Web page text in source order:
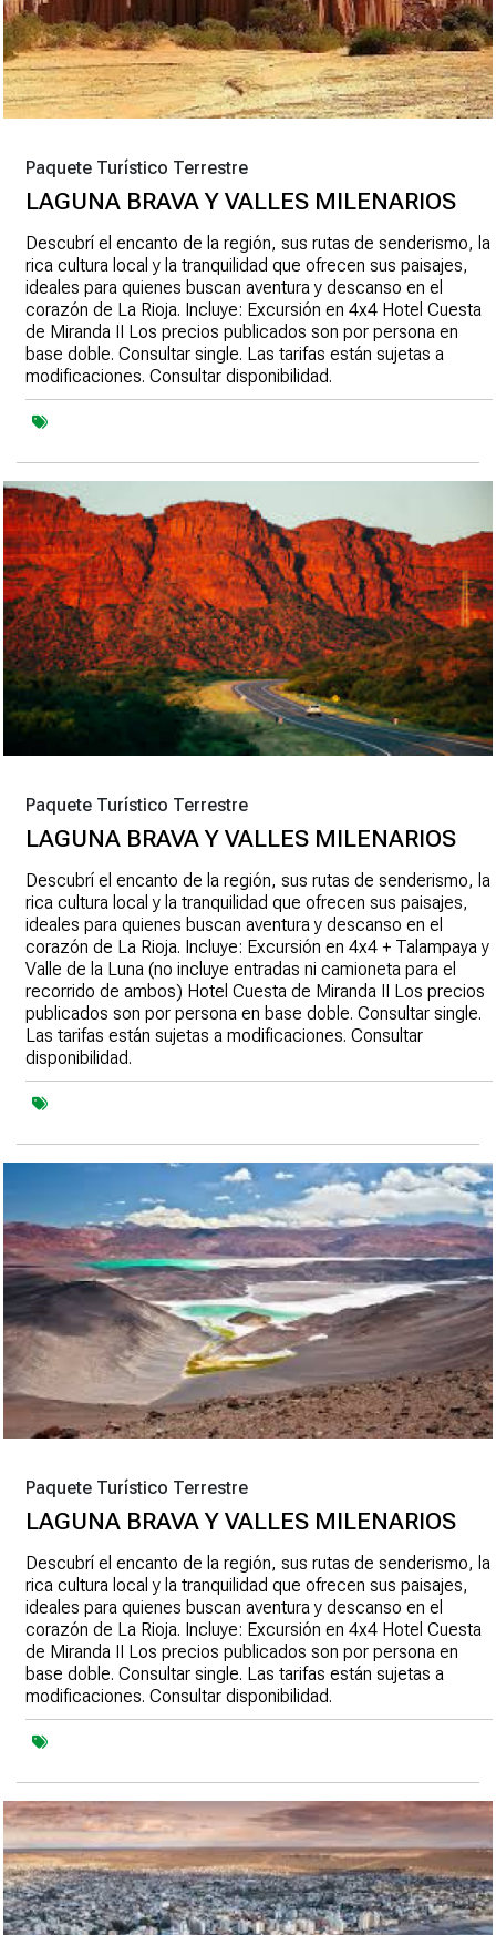
Paquete Turístico Terrestre
LAGUNA BRAVA Y VALLES MILENARIOS
Descubrí el encanto de la región, sus rutas de senderismo, la
rica cultura local y la tranquilidad que ofrecen sus paisajes,
ideales para quienes buscan aventura y descanso en el
corazón de La Rioja. Incluye: Excursión en 4x4 Hotel Cuesta
de Miranda II Los precios publicados son por persona en
base doble. Consultar single. Las tarifas están sujetas a
modificaciones. Consultar disponibilidad.
Paquete Turístico Terrestre
LAGUNA BRAVA Y VALLES MILENARIOS
Descubrí el encanto de la región, sus rutas de senderismo, la
rica cultura local y la tranquilidad que ofrecen sus paisajes,
ideales para quienes buscan aventura y descanso en el
corazón de La Rioja. Incluye: Excursión en 4x4 + Talampaya y
Valle de la Luna (no incluye entradas ni camioneta para el
recorrido de ambos) Hotel Cuesta de Miranda II Los precios
publicados son por persona en base doble. Consultar single.
Las tarifas están sujetas a modificaciones. Consultar
disponibilidad.
Paquete Turístico Terrestre
LAGUNA BRAVA Y VALLES MILENARIOS
Descubrí el encanto de la región, sus rutas de senderismo, la
rica cultura local y la tranquilidad que ofrecen sus paisajes,
ideales para quienes buscan aventura y descanso en el
corazón de La Rioja. Incluye: Excursión en 4x4 Hotel Cuesta
de Miranda II Los precios publicados son por persona en
base doble. Consultar single. Las tarifas están sujetas a
modificaciones. Consultar disponibilidad.